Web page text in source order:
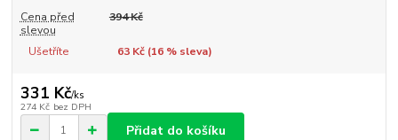
Cena před
slevou
394 Kč
Ušetříte 63 Kč (16% sleva)
331 Kč/ks
274 Kč bez DPH
Přidat do košíku